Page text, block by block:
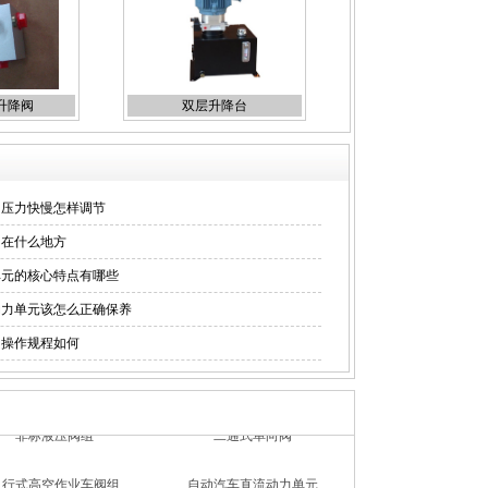
降阀 双层升降台
力快慢怎样调节
什么地方
的核心特点有哪些
单元该怎么正确保养
作规程如何